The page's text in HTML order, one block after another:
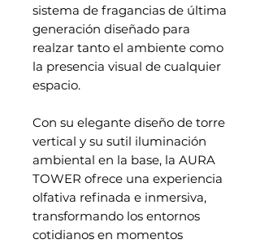
sistema de fragancias de última
generación diseñado para
realzar tanto el ambiente como
la presencia visual de cualquier
espacio.
Con su elegante diseño de torre
vertical y su sutil iluminación
ambiental en la base, la AURA
TOWER ofrece una experiencia
olfativa refinada e inmersiva,
transformando los entornos
cotidianos en momentos